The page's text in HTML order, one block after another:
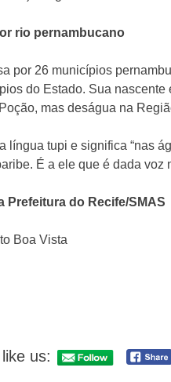
rio pernambucano
por 26 municípios
do Estado. Sua
mas deságua na
língua tupi e significa “nas
É a ele que é dada voz
Prefeitura do Recife/SMAS
Boa Vista
us: